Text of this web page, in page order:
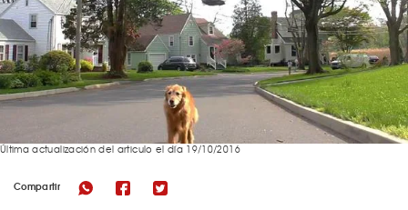
Compartir
Última actualización del articulo el día 19/10/2016